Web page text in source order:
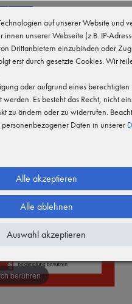
0
berühren
auf unserer Website und
unserer Webseite (z.B. IP-
Drittanbietern einzubinden oder
erst durch gesetzte Cookies. Wir
oder aufgrund eines berechtigten
Es besteht das Recht, nicht
zu ändern oder zu widerrufen.
Daten in unserer
Alle akzeptieren
Alle ablehnen
Auswahl akzeptieren